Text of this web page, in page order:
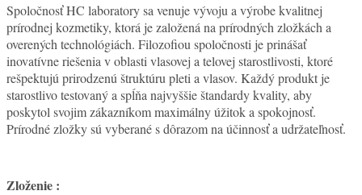
Spoločnosť HC laboratory sa venuje vývoju a výrobe kvalitnej
prírodnej kozmetiky, ktorá je založená na prírodných zložkách a
overených technológiách. Filozofiou spoločnosti je prinášať
inovatívne riešenia v oblasti vlasovej a telovej starostlivosti, ktoré
rešpektujú prirodzenú štruktúru pleti a vlasov. Každý produkt je
starostlivo testovaný a spĺňa najvyššie štandardy kvality, aby
poskytol svojim zákazníkom maximálny úžitok a spokojnosť.
Prírodné zložky sú vyberané s dôrazom na účinnosť a udržateľnosť.
Zloženie :